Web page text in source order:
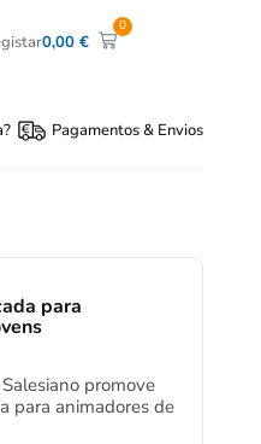
0,00€
0
Pagamentos & Envios
para
promove
para animadores de